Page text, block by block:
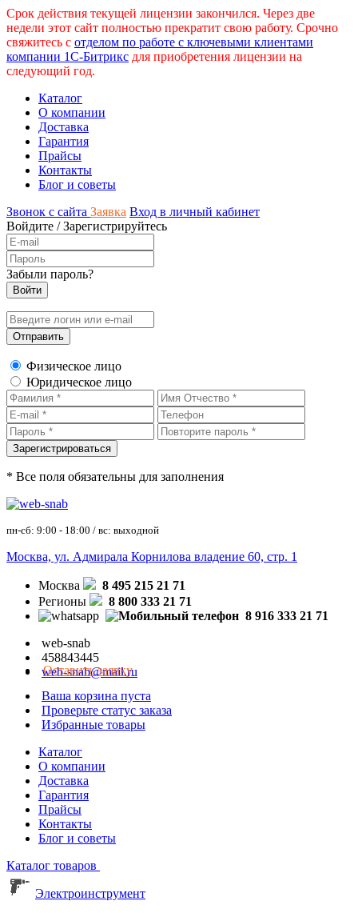
Срок действия текущей лицензии закончился. Через две
недели этот сайт полностью прекратит свою работу. Срочно
свяжитесь с отделом по работе с ключевыми клиентами
компании 1С-Битрикс для приобретения лицензии на
следующий год.
Каталог
О компании
Доставка
Гарантия
Прайсы
Контакты
Блог и советы
Звонок с сайта Заявка Вход в личный кабинет
Войдите /Зарегистрируйтесь
Забыли пароль?
Физическое лицо
Юридическое лицо
* Все поля обязательны для заполнения
пн-сб: 9:00 - 18:00 / вс: выходной
Москва, ул. Адмирала Корнилова владение 60, стр. 1
Москва
8 495 215 21 71
Регионы
8 800 333 21 71
8 916 333 21 71
web-snab
458843445
web-snab@mail.ru
Оставить заявку
Ваша корзина пуста
Проверьте статус заказа
Избранные товары
Каталог
О компании
Доставка
Гарантия
Прайсы
Контакты
Блог и советы
Каталог товаров
Электроинструмент